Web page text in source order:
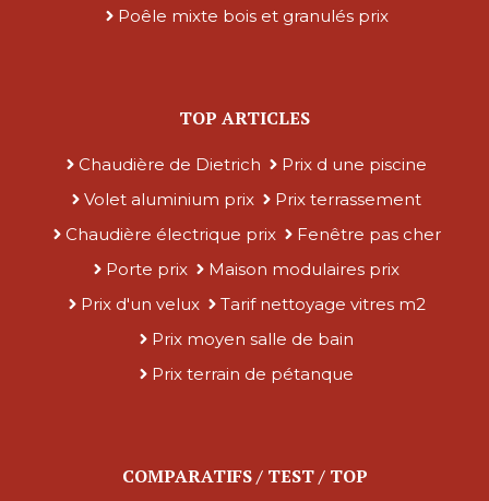
Poêle mixte bois et granulés prix
TOP ARTICLES
Chaudière de Dietrich
Prix d une piscine
Volet aluminium prix
Prix terrassement
Chaudière électrique prix
Fenêtre pas cher
Porte prix
Maison modulaires prix
Prix d'un velux
Tarif nettoyage vitres m2
Prix moyen salle de bain
Prix terrain de pétanque
COMPARATIFS / TEST / TOP